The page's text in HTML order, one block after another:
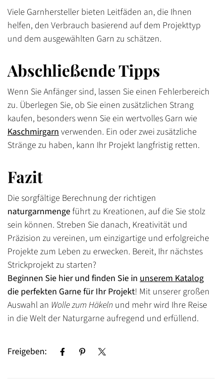
Viele Garnhersteller bieten Leitfäden an, die Ihnen
helfen, den Verbrauch basierend auf dem Projekttyp
und dem ausgewählten Garn zu schätzen.
Abschließende Tipps
Wenn Sie Anfänger sind, lassen Sie einen Fehlerbereich
zu. Überlegen Sie, ob Sie einen zusätzlichen Strang
kaufen, besonders wenn Sie ein wertvolles Garn wie
Kaschmirgarnverwenden. Ein oder zwei zusätzliche
Stränge zu haben, kann Ihr Projekt langfristig retten.
Fazit
Die sorgfältige Berechnung der richtigen
naturgarnmengeführt zu Kreationen, auf die Sie stolz
sein können. Streben Sie danach, Kreativität und
Präzision zu vereinen, um einzigartige und erfolgreiche
Projekte zum Leben zu erwecken. Bereit, Ihr nächstes
Strickprojekt zu starten?
Beginnen Sie hier und finden Sie in unserem Katalog
die perfekten Garne für Ihr Projekt! Mit unserer großen
Auswahl an Wolle zum Häkeln und mehr wird Ihre Reise
in die Welt der Naturgarne aufregend und erfüllend.
Freigeben:
Bestätigen Sie Ihr Alter
Sind Sie 18 Jahre alt oder älter?
Nein, bin ich nicht Ja bin ich